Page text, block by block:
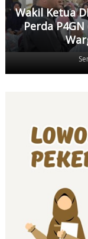
Wakil Ketua
Perda